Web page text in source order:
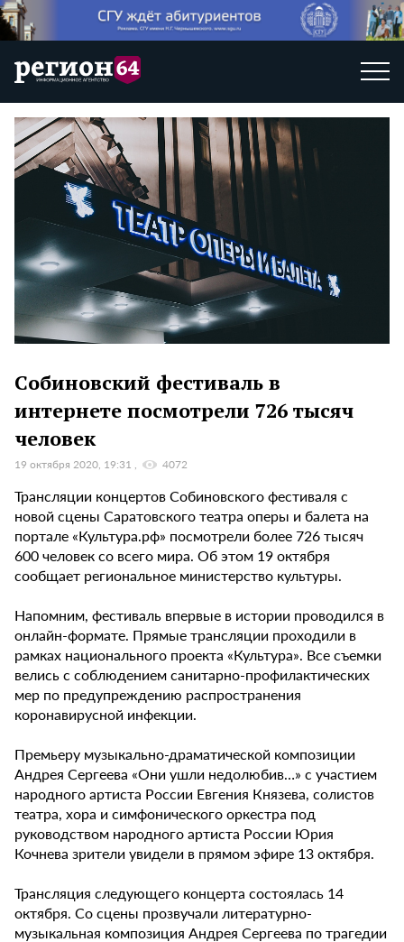
Собиновский фестиваль в
интернете посмотрели 726 тысяч
человек
19 октября 2020, 19:31 4072
Трансляции концертов Собиновского фестиваля с
новой сцены Саратовского театра оперы и балета на
портале «Культура.рф» посмотрели более 726 тысяч
600 человек со всего мира. Об этом 19 октября
сообщает региональное министерство культуры.
Напомним, фестиваль впервые в истории проводился в
онлайн-формате. Прямые трансляции проходили в
рамках национального проекта «Культура». Все съемки
велись с соблюдением санитарно-профилактических
мер по предупреждению распространения
коронавирусной инфекции.
Премьеру музыкально-драматической композиции
Андрея Сергеева «Они ушли недолюбив…» с участием
народного артиста России Евгения Князева, солистов
театра, хора и симфонического оркестра под
руководством народного артиста России Юрия
Кочнева зрители увидели в прямом эфире 13 октября.
Трансляция следующего концерта состоялась 14
октября. Со сцены прозвучали литературно-
музыкальная композиция Андрея Сергеева по трагедии